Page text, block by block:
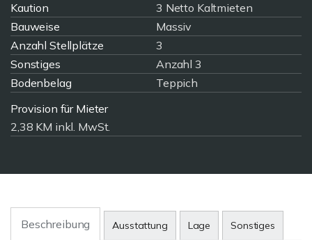
Kaution
3 Netto Kaltmieten
Bauweise
Massiv
Anzahl Stellplätze
3
Sonstiges
Anzahl 3
Bodenbelag
Teppich
Provision für Mieter
2,38 KM inkl. MwSt.
Beschreibung Ausstattung Lage Sonstiges